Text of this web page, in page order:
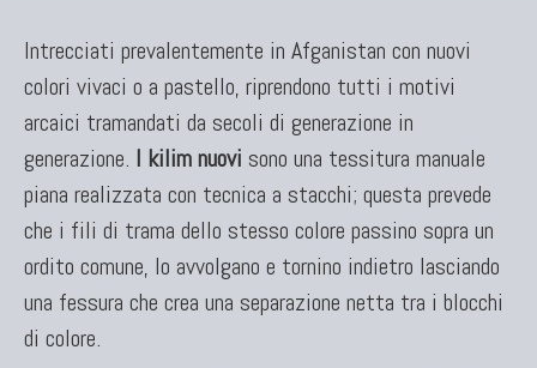
Intrecciati prevalentemente in Afganistan con nuovi
colori vivaci o a pastello, riprendono tutti i motivi
arcaici tramandati da secoli di generazione in
generazione. I kilim nuovi sono una tessitura manuale
piana realizzata con tecnica a stacchi; questa prevede
che i fili di trama dello stesso colore passino sopra un
ordito comune, lo avvolgano e tornino indietro lasciando
una fessura che crea una separazione netta tra i blocchi
di colore.